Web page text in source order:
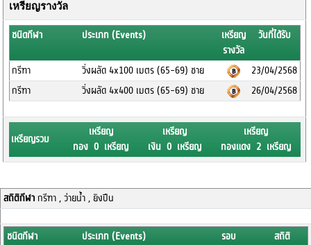
เหรียญรางวัล
ชนิดกีฬา ประเภท (Events)
เหรียญ
รางวัล
วันที่ได้รับ
กรีฑา วิ่งผลัด 4x100 เมตร (65-69) ชาย
23/04/2568
กรีฑา
วิ่งผลัด 4x400 เมตร (65-69) ชาย 26/04/2568
เหรียญรวม
เหรียญ
ทอง 0 เหรียญ
เหรียญ
เงิน 0 เหรียญ
เหรียญ
ทองแดง 2 เหรียญ
สถิติกีฬากรีฑา , ว่ายน้ำ , ยิงปืน
ชนิดกีฬา ประเภท (Events) รอบ
สถิติ